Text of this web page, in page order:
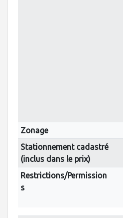
Zonage
Stationnement cadastré
(inclus dans le prix)
Restrictions/Permission
s